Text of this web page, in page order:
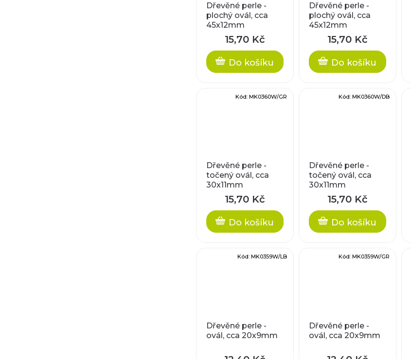
Dřevěné perle -
plochý ovál, cca
45x12mm
15,70 Kč
Do košíku
Dřevěné perle -
plochý ovál, cca
45x12mm
15,70 Kč
Do košíku
Dřevěné perle -
točený ovál, cca
30x11mm
15,70 Kč
Do košíku
Kód: MK0360W/GR
Dřevěné perle -
točený ovál, cca
30x11mm
15,70 Kč
Do košíku
Kód: MK0360W/DB
Dřevěné perle -
ovál, cca 20x9mm
Kód: MK0359W/LB
Dřevěné perle -
ovál, cca 20x9mm
Kód: MK0359W/GR